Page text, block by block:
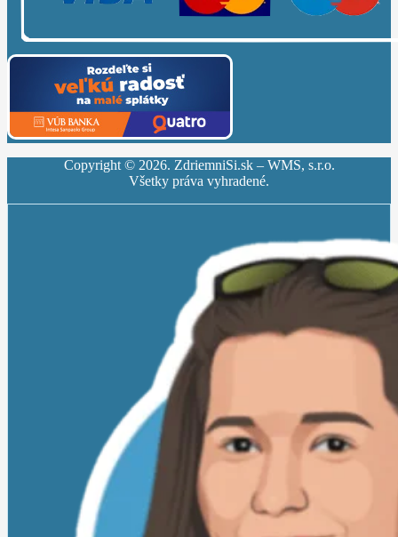
Copyright © 2026. ZdriemniSi.sk – WMS, s.r.o.
Všetky práva vyhradené.